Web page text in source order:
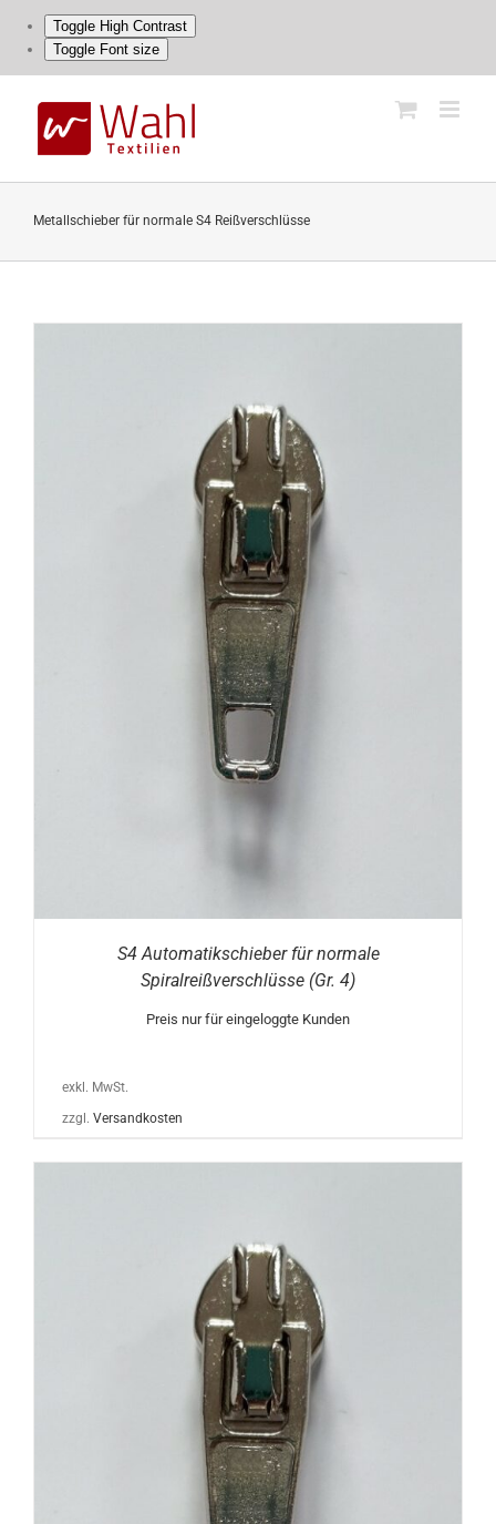
Toggle High Contrast
Toggle Font size
content
Metallschieber für normale S4 Reißverschlüsse
S4 Automatikschieber für normale
Spiralreißverschlüsse (Gr. 4)
Preis nur für eingeloggte Kunden
exkl. MwSt.
zzgl. Versandkosten